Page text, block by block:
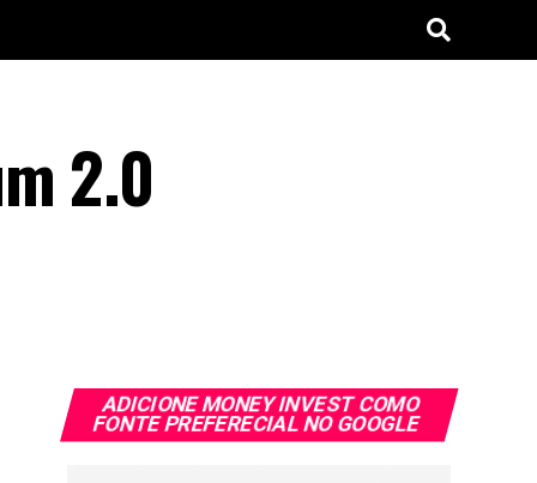
2.0
ADICIONE MONEY INVEST COMO
FONTE PREFERECIAL NO GOOGLE